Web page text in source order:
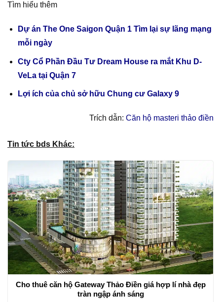
Tìm hiểu thêm
Dự án The One Saigon Quận 1 Tìm lại sự lãng mạng
mỗi ngày
Cty Cổ Phần Đầu Tư Dream House ra mắt Khu D-
VeLa tại Quận 7
Lợi ích của chủ sở hữu Chung cư Galaxy 9
Trích dẫn: Căn hộ masteri thảo điền
Tin tức bds Khác:
Cho thuê căn hộ Gateway Thảo Điền giá hợp lí nhà đẹp
tràn ngập ánh sáng